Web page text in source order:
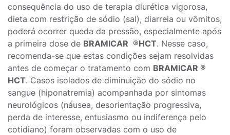
consequência do uso de terapia diurética vigorosa,
dieta com restrição de sódio (sal), diarreia ou vômitos,
poderá ocorrer queda da pressão, especialmente após
a primeira dose de BRAMICAR ®HCT. Nesse caso,
recomenda-se que estas condições sejam resolvidas
antes de começar o tratamento com BRAMICAR ®
HCT. Casos isolados de diminuição do sódio no
sangue (hiponatremia) acompanhada por sintomas
neurológicos (náusea, desorientação progressiva,
perda de interesse, entusiasmo ou indiferença pelo
cotidiano) foram observadas com o uso de